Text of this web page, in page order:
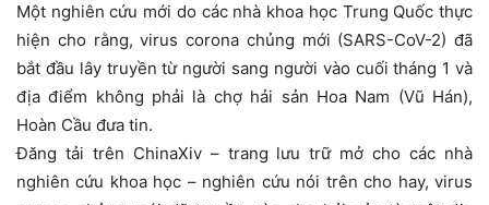
Một nghiên cứu mới do các nhà khoa học Trung Quốc thực
hiện cho rằng, virus corona chủng mới (SARS-CoV-2) đã
bắt đầu lây truyền từ người sang người vào cuối tháng 1 và
địa điểm không phải là chợ hải sản Hoa Nam (Vũ Hán),
Hoàn Cầu đưa tin.
Đăng tải trên ChinaXiv – trang lưu trữ mở cho các nhà
nghiên cứu khoa học – nghiên cứu nói trên cho hay, virus